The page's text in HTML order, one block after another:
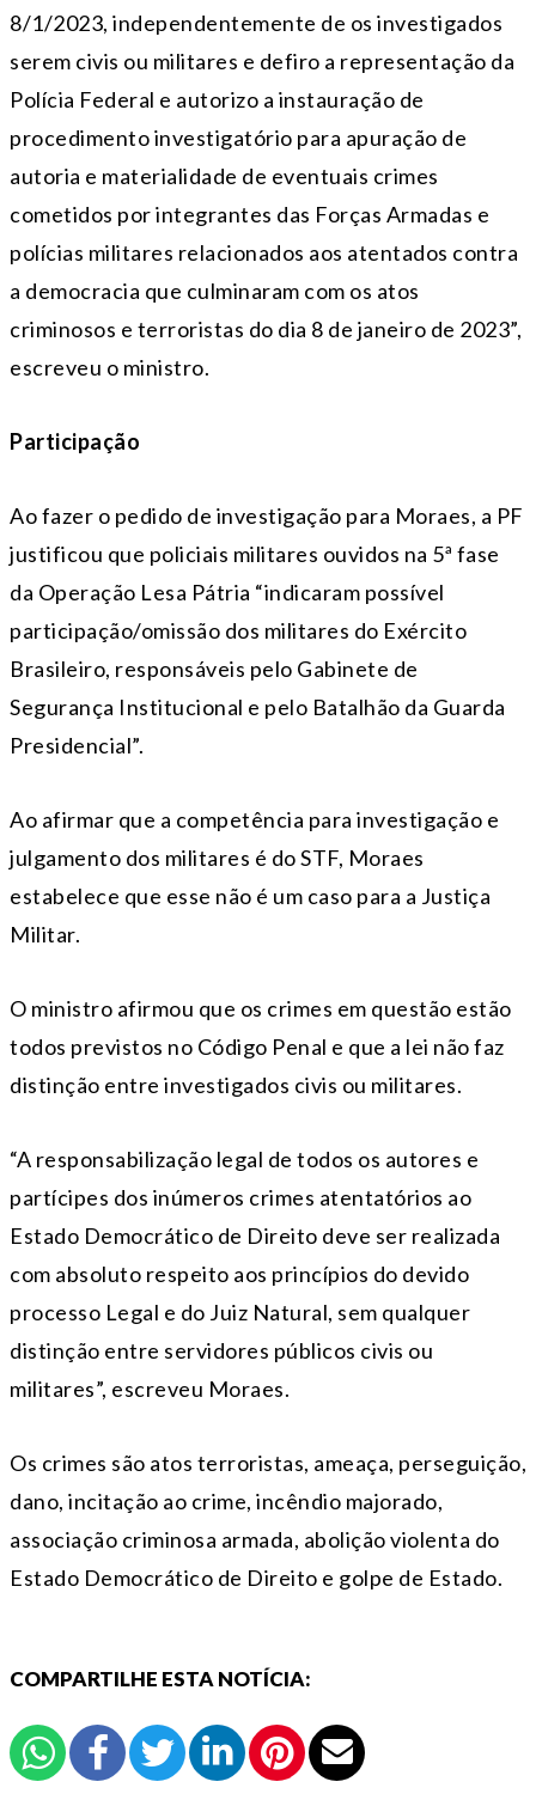
8/1/2023, independentemente de os investigados
serem civis ou militares e defiro a representação da
Polícia Federal e autorizo a instauração de
procedimento investigatório para apuração de
autoria e materialidade de eventuais crimes
cometidos por integrantes das Forças Armadas e
polícias militares relacionados aos atentados contra
a democracia que culminaram com os atos
criminosos e terroristas do dia 8 de janeiro de 2023”,
escreveu o ministro.
Participação
Ao fazer o pedido de investigação para Moraes, a PF
justificou que policiais militares ouvidos na 5ª fase
da Operação Lesa Pátria “indicaram possível
participação/omissão dos militares do Exército
Brasileiro, responsáveis pelo Gabinete de
Segurança Institucional e pelo Batalhão da Guarda
Presidencial”.
Ao afirmar que a competência para investigação e
julgamento dos militares é do STF, Moraes
estabelece que esse não é um caso para a Justiça
Militar.
O ministro afirmou que os crimes em questão estão
todos previstos no Código Penal e que a lei não faz
distinção entre investigados civis ou militares.
“A responsabilização legal de todos os autores e
partícipes dos inúmeros crimes atentatórios ao
Estado Democrático de Direito deve ser realizada
com absoluto respeito aos princípios do devido
processo Legal e do Juiz Natural, sem qualquer
distinção entre servidores públicos civis ou
militares”, escreveu Moraes.
Os crimes são atos terroristas, ameaça, perseguição,
dano, incitação ao crime, incêndio majorado,
associação criminosa armada, abolição violenta do
Estado Democrático de Direito e golpe de Estado.
COMPARTILHE ESTA NOTÍCIA: